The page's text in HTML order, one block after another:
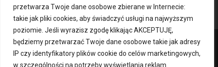
przetwarza Twoje dane osobowe zbierane w Internecie:
takie jak pliki cookies, aby świadczyć usługi na najwyższym
poziomie. Jeśli wyrazisz zgodę klikając AKCEPTUJĘ,
będziemy przetwarzać Twoje dane osobowe takie jak adresy
IP czy identyfikatory plików cookie do celów marketingowych,
w szczególności na potrzeby wyświetlania reklam